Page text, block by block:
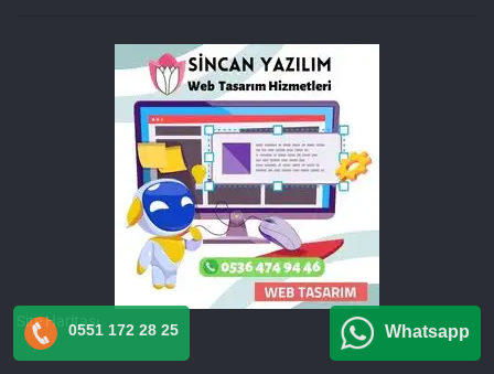
Site Haritası0551 172 28 25 Whatsapp